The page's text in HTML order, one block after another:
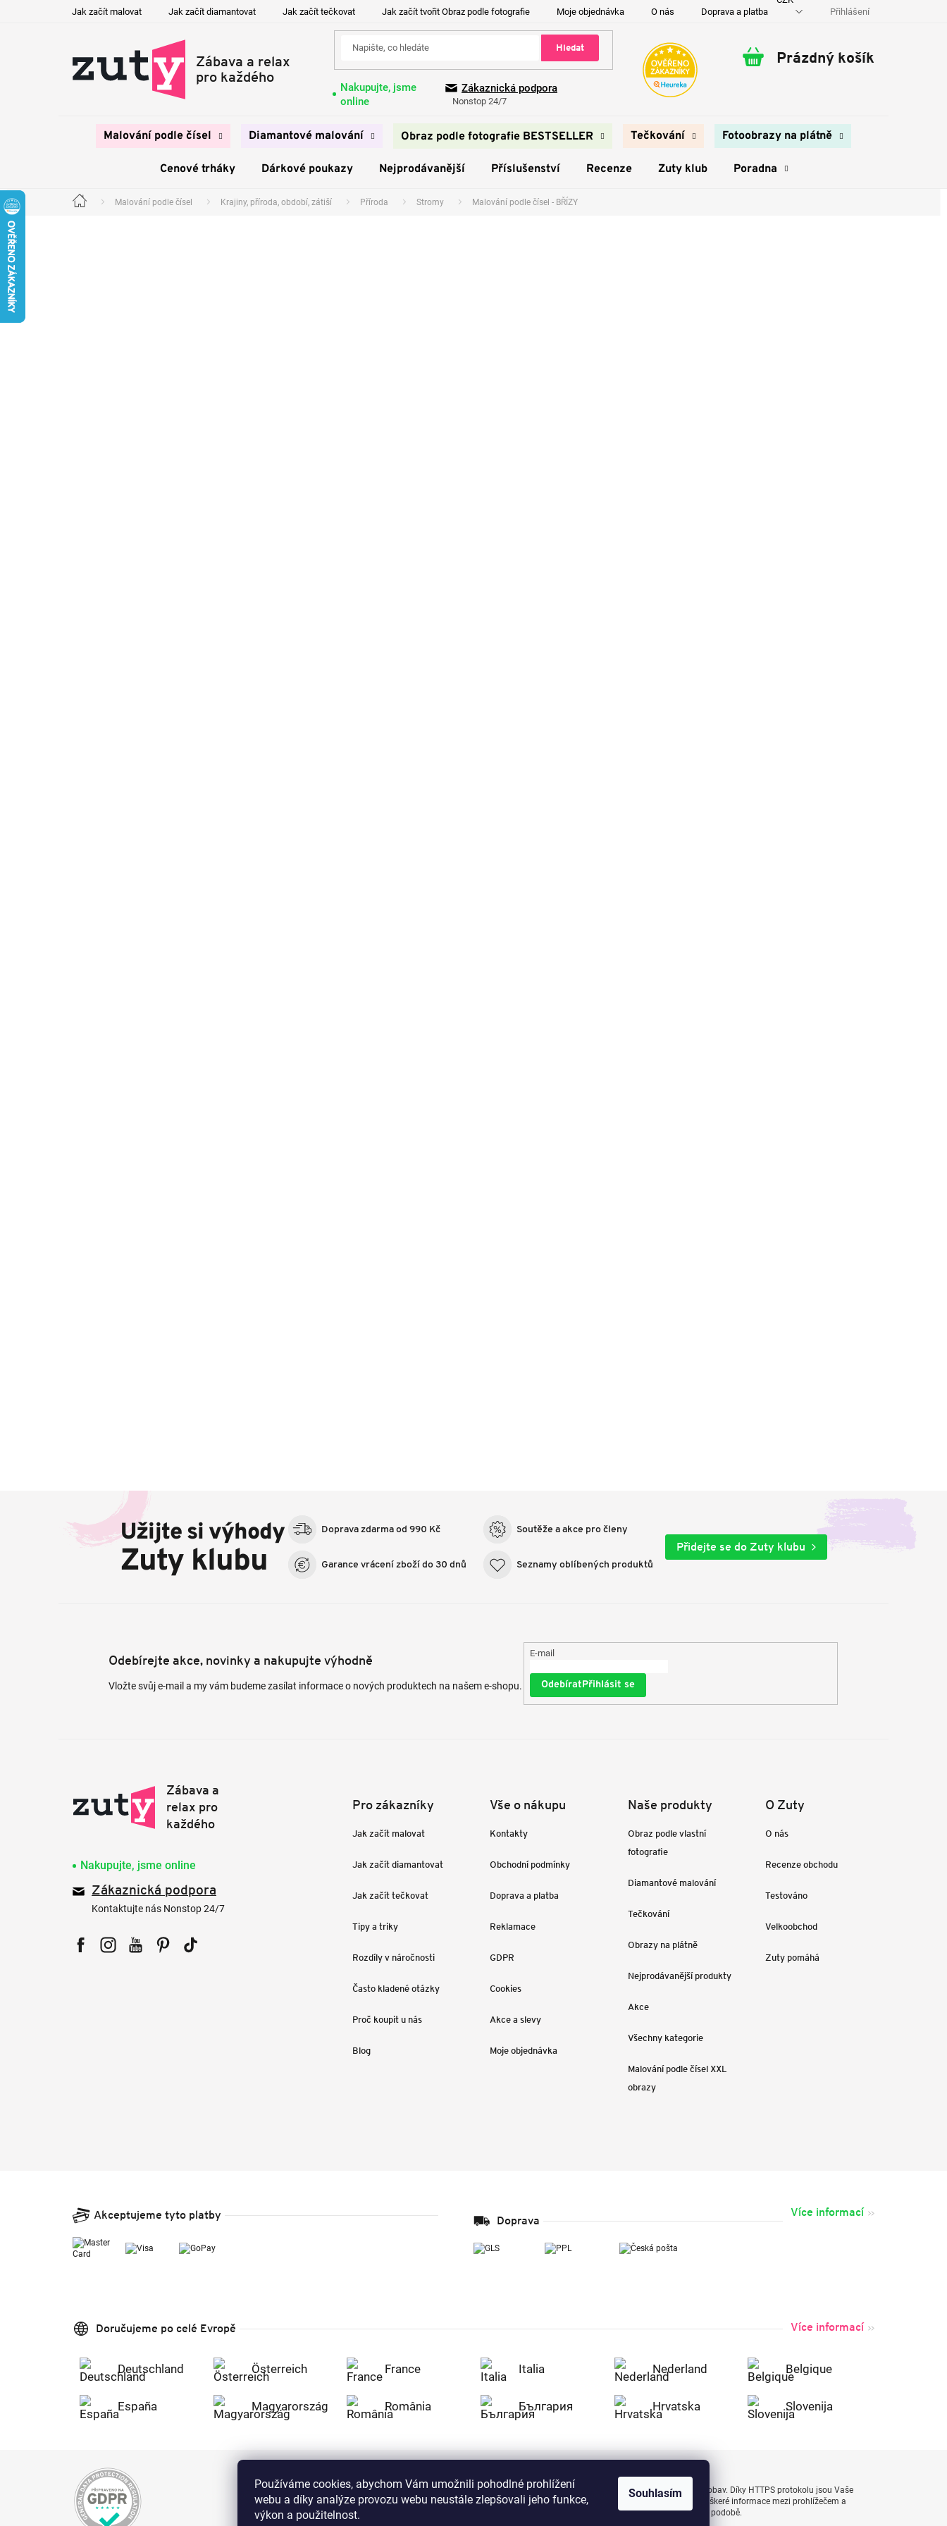
Používáme cookies, abychom Vám umožnili pohodlné prohlížení
webu a díky analýze provozu webu neustále zlepšovali jeho funkce,
výkon a použitelnost.
Souhlasím
Jak začít malovat Jak začít diamantovat Jak začít tečkovat Jak začít tvořit Obraz podle fotografie Moje objednávka O nás Doprava a platba Kontakty Přihlášení
Hledat
Nakupujte, jsme
online
Zákaznická podpora
Nonstop 24/7
Nákupní
Prázdný košík
Malování podle čísel Diamantové malování Obraz podle fotografie BESTSELLER Tečkování Fotoobrazy na plátně
Cenové trháky Dárkové poukazy Nejprodávanější Příslušenství Recenze Zuty klub Poradna
Domů Malování podle čísel Krajiny, příroda, období, zátiší Příroda Stromy Malování podle čísel - BŘÍZY
Užijte si výhody
Zuty klubu
Doprava zdarma od 990 Kč
Garance vrácení zboží do 30 dnů
Soutěže a akce pro členy
Seznamy oblíbených produktů
Přidejte se do Zuty klubu
Odebírejte akce, novinky a nakupujte výhodně
Vložte svůj e-mail a my vám budeme zasílat informace o nových produktech na našem e-shopu.
E-mail
Přihlásit se
Nakupujte, jsme online
Zákaznická podpora
Kontaktujte nás Nonstop 24/7
Pro zákazníky
Jak začít malovat
Jak začít diamantovat
Jak začít tečkovat
Tipy a triky
Rozdíly v náročnosti
Často kladené otázky
Proč koupit u nás
Blog
Vše o nákupu
Kontakty
Obchodní podmínky
Doprava a platba
Reklamace
GDPR
Cookies
Akce a slevy
Moje objednávka
Naše produkty
Obraz podle vlastní
fotografie
Diamantové malování
Tečkování
Obrazy na plátně
Nejprodávanější produkty
Akce
Všechny kategorie
Malování podle čísel XXL
obrazy
O Zuty
O nás
Recenze obchodu
Testováno
Velkoobchod
Zuty pomáhá
Akceptujeme tyto platby Doprava
Více informací
Doručujeme po celé Evropě Více informací
Deutschland Österreich France Italia Nederland Belgique
España Magyarország România България Hrvatska Slovenija
Nakupujte na Zuty bezpečně a bez obav. Díky HTTPS protokolu jsou Vaše
citlivá data v naprostém bezpečí, veškeré informace mezi prohlížečem a
serverem se přenášejí v zašifrované podobě.